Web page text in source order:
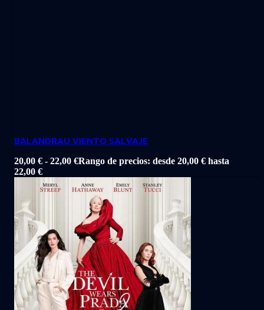
BALANDRAU VIENTO SALVAJE
20,00 € - 22,00 €Rango de precios: desde 20,00 € hasta
22,00 €